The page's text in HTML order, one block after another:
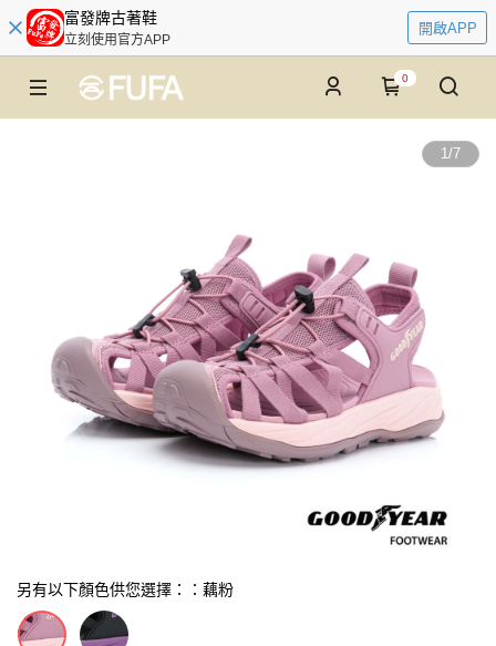
富發牌古著鞋
立刻使用官方APP
開啟APP
0
1/7
另有以下顏色供您選擇：：藕粉